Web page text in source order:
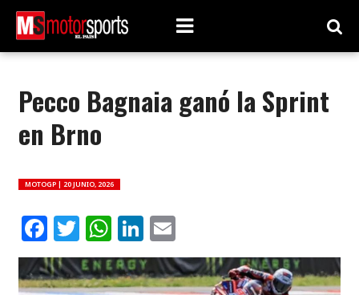
Pecco Bagnaia ganó la Sprint
en Brno
MOTOGP | 20 JUNIO, 2026
Facebook
Twitter
WhatsApp
LinkedIn
Email